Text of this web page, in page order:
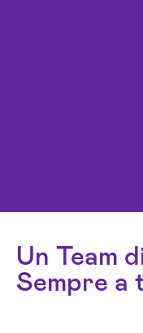
Un Team
Sempre a